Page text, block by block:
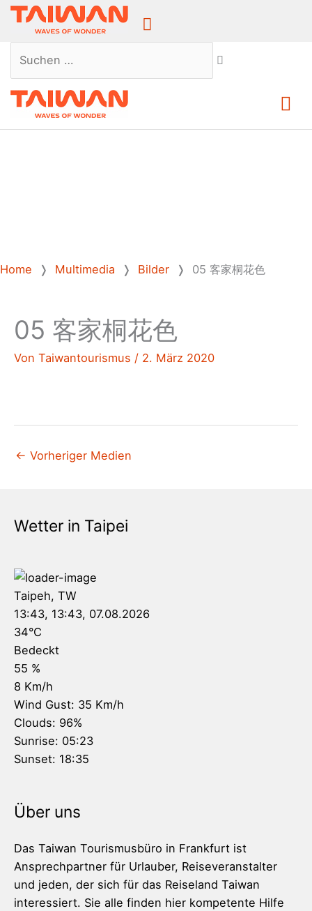
Above
Suchen …
Home ❭ Multimedia ❭ Bilder ❭ 05 客家桐花色
05 客家桐花色
Von Taiwantourismus / 2. März 2020
← Vorheriger Medien
Wetter in Taipei
Taipeh, TW
13:43, 13:43, 07.08.2026
34°C
Bedeckt
55 %
8 Km/h
Wind Gust: 35 Km/h
Clouds: 96%
Sunrise: 05:23
Sunset: 18:35
Über uns
Das Taiwan Tourismusbüro in Frankfurt ist
Ansprechpartner für Urlauber, Reiseveranstalter
und jeden, der sich für das Reiseland Taiwan
interessiert. Sie alle finden hier kompetente Hilfe